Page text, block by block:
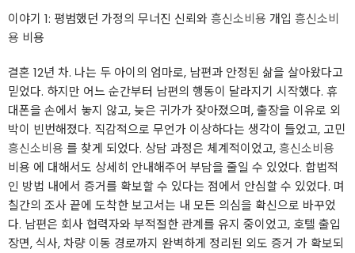
이야기 1: 평범했던 가정의 무너진 신뢰와흥신소비용 개입 흥신소비
용 비용
결혼 12년 차. 나는 두 아이의 엄마로, 남편과 안정된 삶을 살아왔다고
믿었다. 하지만 어느 순간부터 남편의 행동이 달라지기 시작했다. 휴
대폰을 손에서 놓지 않고, 늦은 귀가가 잦아졌으며, 출장을 이유로 외
박이 빈번해졌다. 직감적으로 무언가 이상하다는 생각이 들었고, 고민
흥신소비용 를 찾게 되었다. 상담 과정은 체계적이었고,흥신소비용
비용 에 대해서도 상세히 안내해주어 부담을 줄일 수 있었다. 합법적
인 방법 내에서 증거를 확보할 수 있다는 점에서 안심할 수 있었다. 며
칠간의 조사 끝에 도착한 보고서는 내 모든 의심을 확신으로 바꾸었
다. 남편은 회사 협력자와 부적절한 관계를 유지 중이었고, 호텔 출입
장면, 식사, 차량 이동 경로까지 완벽하게 정리된 외도 증거 가 확보되